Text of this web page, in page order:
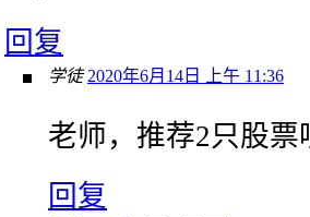
回复
学徒 2020年6月14日 上午 11:36
老师，推荐2只股票
回复